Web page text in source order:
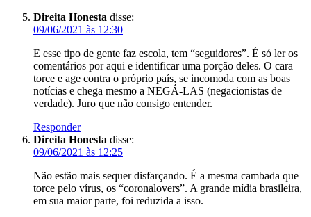
Direita Honesta disse:
09/06/2021 às 12:30
E esse tipo de gente faz escola, tem “seguidores”. É só ler os
comentários por aqui e identificar uma porção deles. O cara
torce e age contra o próprio país, se incomoda com as boas
notícias e chega mesmo a NEGÁ-LAS (negacionistas de
verdade). Juro que não consigo entender.
Responder
Direita Honesta disse:
09/06/2021 às 12:25
Não estão mais sequer disfarçando. É a mesma cambada que
torce pelo vírus, os “coronalovers”. A grande mídia brasileira,
em sua maior parte, foi reduzida a isso.